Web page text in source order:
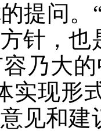
提问。
针，
乃大
实现形
见和